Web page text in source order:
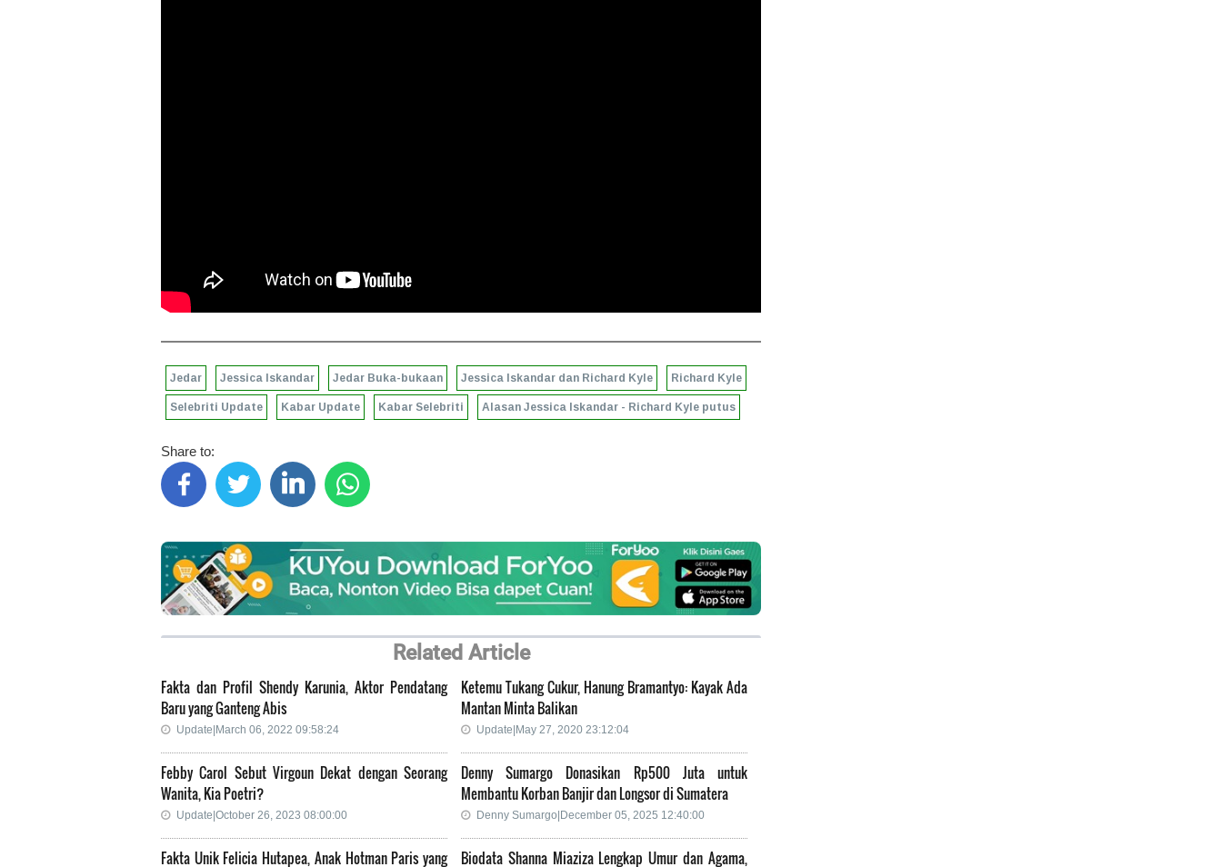
Jedar Jessica Iskandar Jedar Buka-bukaan Jessica Iskandar dan Richard Kyle Richard Kyle
Selebriti Update Kabar Update Kabar Selebriti Alasan Jessica Iskandar - Richard Kyle putus
Share to:
Related Article
Fakta dan Profil Shendy Karunia, Aktor Pendatang
Baru yang Ganteng Abis
Update|March 06, 2022 09:58:24
Ketemu Tukang Cukur, Hanung Bramantyo: Kayak Ada
Mantan Minta Balikan
Update|May 27, 2020 23:12:04
Febby Carol Sebut Virgoun Dekat dengan Seorang
Wanita, Kia Poetri?
Update|October 26, 2023 08:00:00
Denny Sumargo Donasikan Rp500 Juta untuk
Membantu Korban Banjir dan Longsor di Sumatera
Denny Sumargo|December 05, 2025 12:40:00
Fakta Unik Felicia Hutapea, Anak Hotman Paris yang Biodata Shanna Miaziza Lengkap Umur dan Agama,